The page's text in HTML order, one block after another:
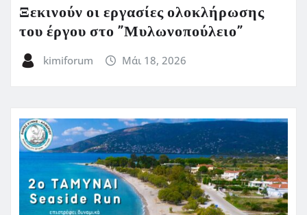
Ξεκινούν οι εργασίες ολοκλήρωσης
του έργου στο ”Μυλωνοπούλειο”
kimiforum Μάι 18, 2026